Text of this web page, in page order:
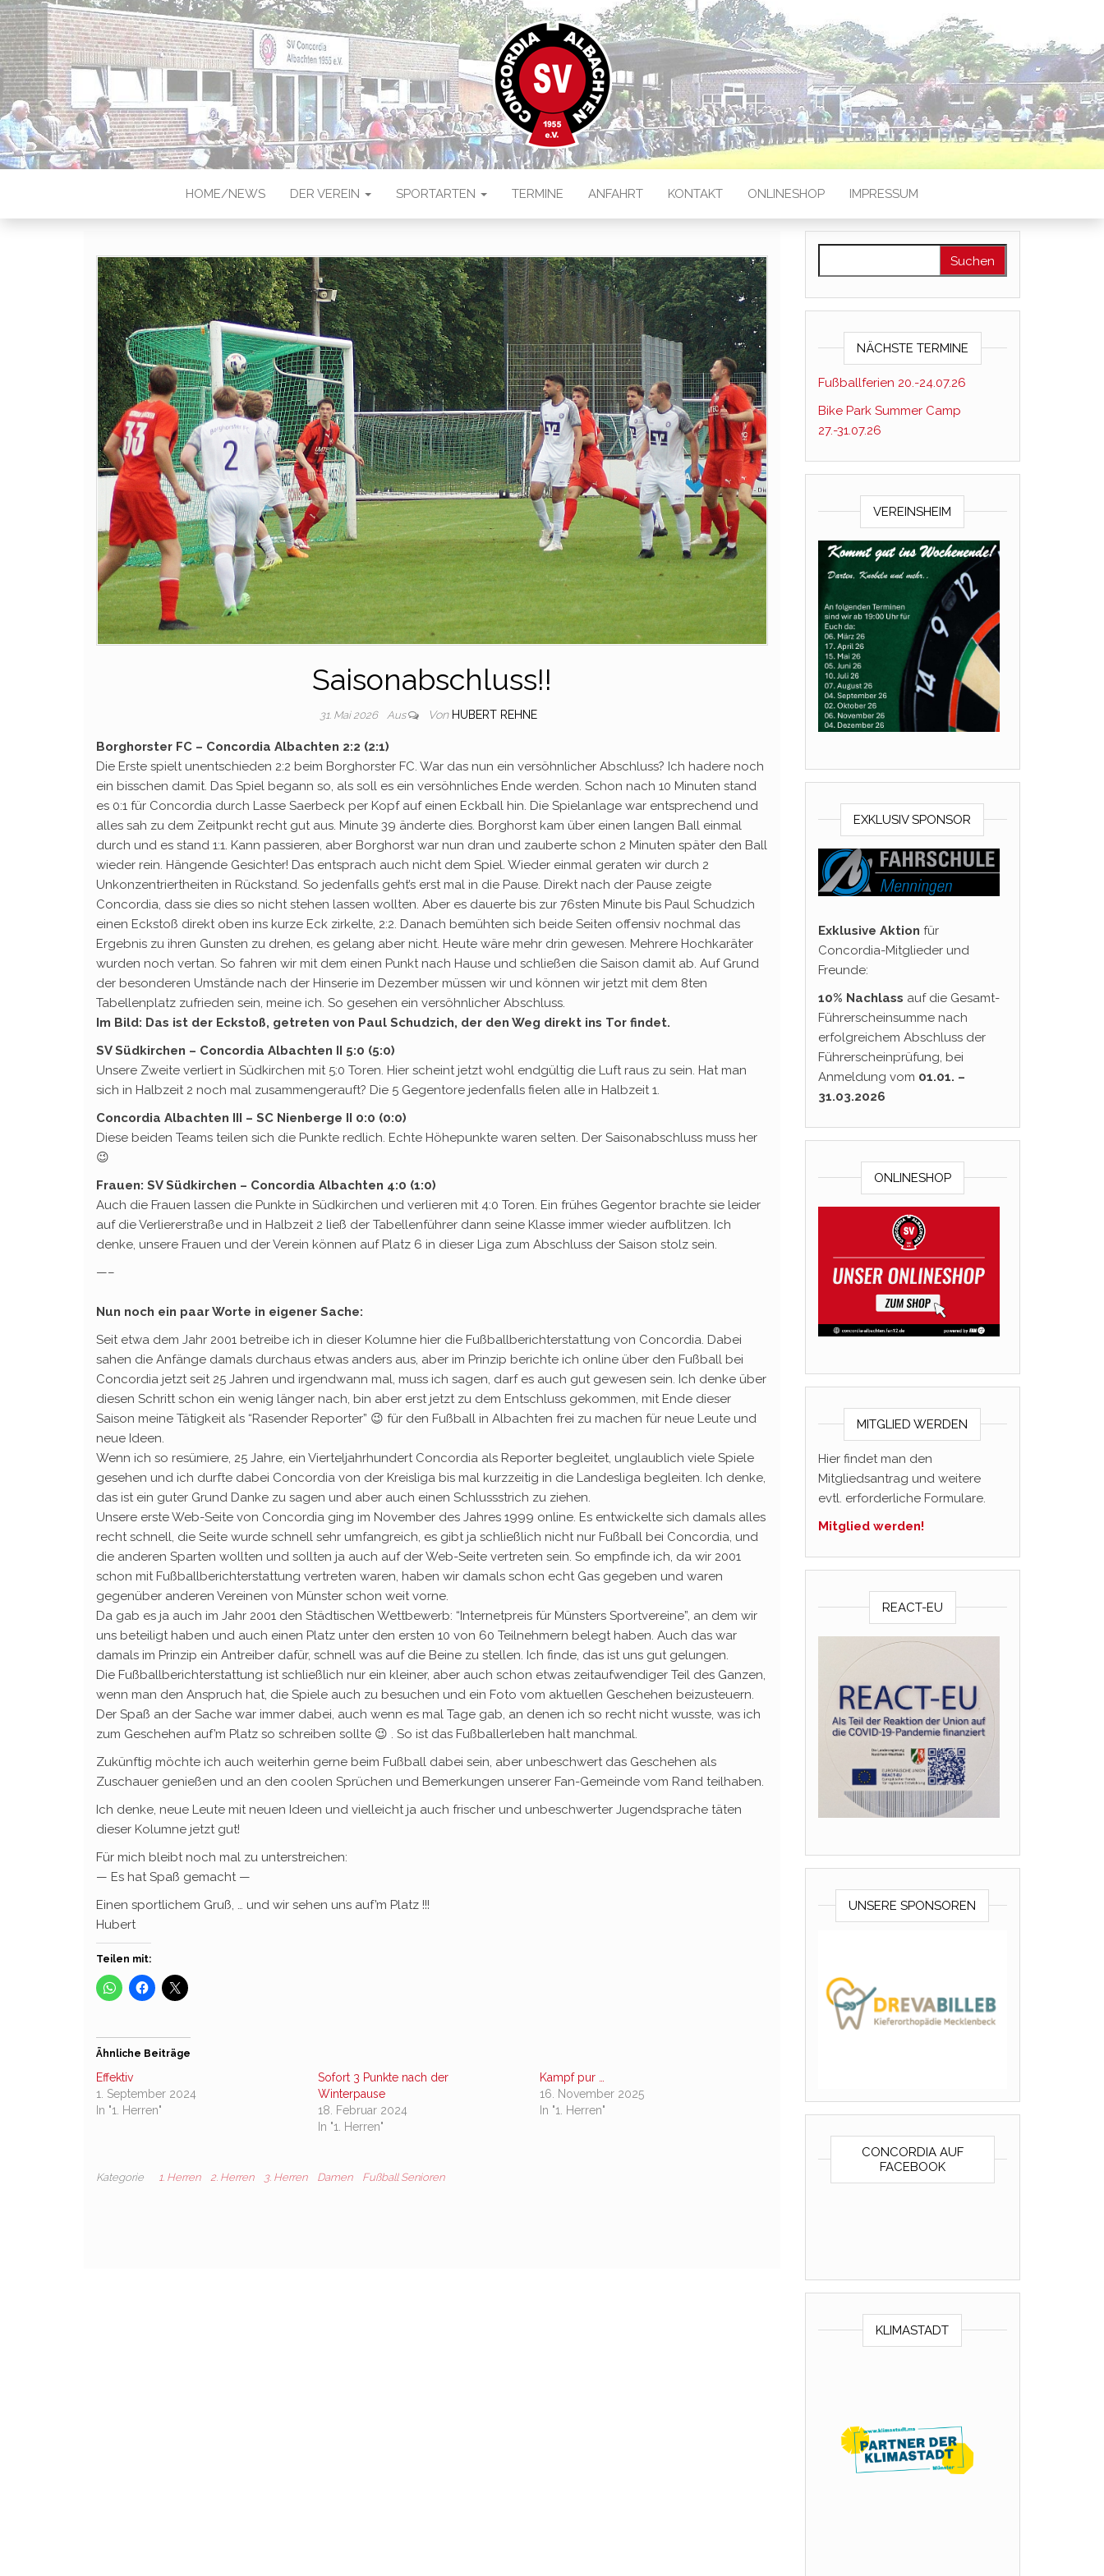
CONCORDIA ALBACHTEN
Sportverein in Münster-Albachten
HOME/NEWS DER VEREIN SPORTARTEN TERMINE ANFAHRT KONTAKT ONLINESHOP IMPRESSUM
Saisonabschluss!!
31. Mai 2026 Aus Von HUBERT REHNE
Borghorster FC – Concordia Albachten 2:2 (2:1)
Die Erste spielt unentschieden 2:2 beim Borghorster FC. War das nun ein versöhnlicher Abschluss? Ich hadere noch
ein bisschen damit. Das Spiel begann so, als soll es ein versöhnliches Ende werden. Schon nach 10 Minuten stand
es 0:1 für Concordia durch Lasse Saerbeck per Kopf auf einen Eckball hin. Die Spielanlage war entsprechend und
alles sah zu dem Zeitpunkt recht gut aus. Minute 39 änderte dies. Borghorst kam über einen langen Ball einmal
durch und es stand 1:1. Kann passieren, aber Borghorst war nun dran und zauberte schon 2 Minuten später den Ball
wieder rein. Hängende Gesichter! Das entsprach auch nicht dem Spiel. Wieder einmal geraten wir durch 2
Unkonzentriertheiten in Rückstand. So jedenfalls geht’s erst mal in die Pause. Direkt nach der Pause zeigte
Concordia, dass sie dies so nicht stehen lassen wollten. Aber es dauerte bis zur 76sten Minute bis Paul Schudzich
einen Eckstoß direkt oben ins kurze Eck zirkelte, 2:2. Danach bemühten sich beide Seiten offensiv nochmal das
Ergebnis zu ihren Gunsten zu drehen, es gelang aber nicht. Heute wäre mehr drin gewesen. Mehrere Hochkaräter
wurden noch vertan. So fahren wir mit dem einen Punkt nach Hause und schließen die Saison damit ab. Auf Grund
der besonderen Umstände nach der Hinserie im Dezember müssen wir und können wir jetzt mit dem 8ten
Tabellenplatz zufrieden sein, meine ich. So gesehen ein versöhnlicher Abschluss.
Im Bild: Das ist der Eckstoß, getreten von Paul Schudzich, der den Weg direkt ins Tor findet.
SV Südkirchen – Concordia Albachten II 5:0 (5:0)
Unsere Zweite verliert in Südkirchen mit 5:0 Toren. Hier scheint jetzt wohl endgültig die Luft raus zu sein. Hat man
sich in Halbzeit 2 noch mal zusammengerauft? Die 5 Gegentore jedenfalls fielen alle in Halbzeit 1.
Concordia Albachten III – SC Nienberge II 0:0 (0:0)
Diese beiden Teams teilen sich die Punkte redlich. Echte Höhepunkte waren selten. Der Saisonabschluss muss her
😉
Frauen: SV Südkirchen – Concordia Albachten 4:0 (1:0)
Auch die Frauen lassen die Punkte in Südkirchen und verlieren mit 4:0 Toren. Ein frühes Gegentor brachte sie leider
auf die Verliererstraße und in Halbzeit 2 ließ der Tabellenführer dann seine Klasse immer wieder aufblitzen. Ich
denke, unsere Frauen und der Verein können auf Platz 6 in dieser Liga zum Abschluss der Saison stolz sein.
—–
Nun noch ein paar Worte in eigener Sache:
Seit etwa dem Jahr 2001 betreibe ich in dieser Kolumne hier die Fußballberichterstattung von Concordia. Dabei
sahen die Anfänge damals durchaus etwas anders aus, aber im Prinzip berichte ich online über den Fußball bei
Concordia jetzt seit 25 Jahren und irgendwann mal, muss ich sagen, darf es auch gut gewesen sein. Ich denke über
diesen Schritt schon ein wenig länger nach, bin aber erst jetzt zu dem Entschluss gekommen, mit Ende dieser
Saison meine Tätigkeit als “Rasender Reporter” 😉 für den Fußball in Albachten frei zu machen für neue Leute und
neue Ideen.
Wenn ich so resümiere, 25 Jahre, ein Vierteljahrhundert Concordia als Reporter begleitet, unglaublich viele Spiele
gesehen und ich durfte dabei Concordia von der Kreisliga bis mal kurzzeitig in die Landesliga begleiten. Ich denke,
das ist ein guter Grund Danke zu sagen und aber auch einen Schlussstrich zu ziehen.
Unsere erste Web-Seite von Concordia ging im November des Jahres 1999 online. Es entwickelte sich damals alles
recht schnell, die Seite wurde schnell sehr umfangreich, es gibt ja schließlich nicht nur Fußball bei Concordia, und
die anderen Sparten wollten und sollten ja auch auf der Web-Seite vertreten sein. So empfinde ich, da wir 2001
schon mit Fußballberichterstattung vertreten waren, haben wir damals schon echt Gas gegeben und waren
gegenüber anderen Vereinen von Münster schon weit vorne.
Da gab es ja auch im Jahr 2001 den Städtischen Wettbewerb: “Internetpreis für Münsters Sportvereine”, an dem wir
uns beteiligt haben und auch einen Platz unter den ersten 10 von 60 Teilnehmern belegt haben. Auch das war
damals im Prinzip ein Antreiber dafür, schnell was auf die Beine zu stellen. Ich finde, das ist uns gut gelungen.
Die Fußballberichterstattung ist schließlich nur ein kleiner, aber auch schon etwas zeitaufwendiger Teil des Ganzen,
wenn man den Anspruch hat, die Spiele auch zu besuchen und ein Foto vom aktuellen Geschehen beizusteuern.
Der Spaß an der Sache war immer dabei, auch wenn es mal Tage gab, an denen ich so recht nicht wusste, was ich
zum Geschehen auf’m Platz so schreiben sollte 😉 . So ist das Fußballerleben halt manchmal.
Zukünftig möchte ich auch weiterhin gerne beim Fußball dabei sein, aber unbeschwert das Geschehen als
Zuschauer genießen und an den coolen Sprüchen und Bemerkungen unserer Fan-Gemeinde vom Rand teilhaben.
Ich denke, neue Leute mit neuen Ideen und vielleicht ja auch frischer und unbeschwerter Jugendsprache täten
dieser Kolumne jetzt gut!
Für mich bleibt noch mal zu unterstreichen:
— Es hat Spaß gemacht —
Einen sportlichem Gruß, … und wir sehen uns auf’m Platz !!!
Hubert
Teilen mit:
Ähnliche Beiträge
Effektiv
1. September 2024
In "1. Herren"
Sofort 3 Punkte nach der
Winterpause
18. Februar 2024
In "1. Herren"
Kampf pur …
16. November 2025
In "1. Herren"
Kategorie 1. Herren 2. Herren 3. Herren Damen Fußball Senioren
NÄCHSTE TERMINE
Fußballferien 20.-24.07.26
Bike Park Summer Camp
27.-31.07.26
VEREINSHEIM
EXKLUSIV SPONSOR
Exklusive Aktion für
Concordia-Mitglieder und
Freunde:
10% Nachlass auf die Gesamt-
Führerscheinsumme nach
erfolgreichem Abschluss der
Führerscheinprüfung, bei
Anmeldung vom 01.01. –
31.03.2026
ONLINESHOP
MITGLIED WERDEN
Hier findet man den
Mitgliedsantrag und weitere
evtl. erforderliche Formulare.
Mitglied werden!
REACT-EU
UNSERE SPONSOREN
CONCORDIA AUF
FACEBOOK
KLIMASTADT